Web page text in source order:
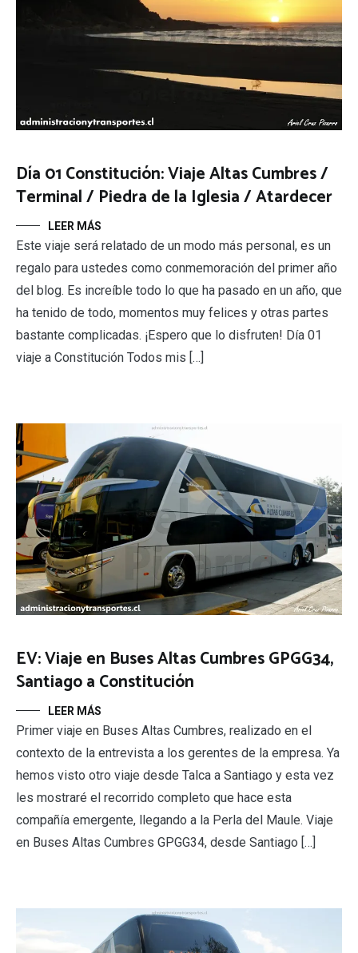
Día 01 Constitución: Viaje Altas Cumbres /
Terminal / Piedra de la Iglesia / Atardecer
LEER MÁS
Este viaje será relatado de un modo más personal, es un
regalo para ustedes como conmemoración del primer año
del blog. Es increíble todo lo que ha pasado en un año, que
ha tenido de todo, momentos muy felices y otras partes
bastante complicadas. ¡Espero que lo disfruten! Día 01
viaje a Constitución Todos mis […]
EV: Viaje en Buses Altas Cumbres GPGG34,
Santiago a Constitución
LEER MÁS
Primer viaje en Buses Altas Cumbres, realizado en el
contexto de la entrevista a los gerentes de la empresa. Ya
hemos visto otro viaje desde Talca a Santiago y esta vez
les mostraré el recorrido completo que hace esta
compañía emergente, llegando a la Perla del Maule. Viaje
en Buses Altas Cumbres GPGG34, desde Santiago […]